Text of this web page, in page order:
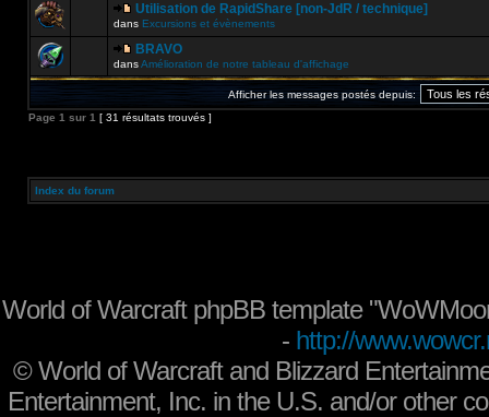
Utilisation de RapidShare [non-JdR / technique]
dans Excursions et évènements
BRAVO
dansAmélioration de notre tableau d'affichage
Afficher les messages postés depuis:
Page 1 sur 1 [ 31 résultats trouvés ]
Index du forum
World of Warcraft phpBB template
- http://
©World of Warcraft and Blizzard
Entertainment, Inc. in the U.S. and/or other